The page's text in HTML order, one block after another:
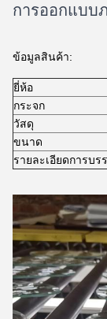
การออกแบบ
ข้อมูลสินค้า:
ยี่ห้อ
กระจก
วัสดุ
ขนาด
รายละเอียดการบร